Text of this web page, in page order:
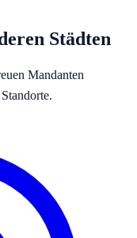
Städten
Mandanten